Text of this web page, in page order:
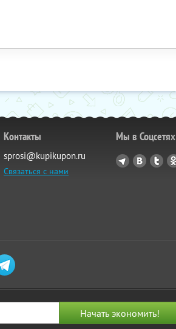
Контакты
sprosi@kupikupon.ru
Связаться с нами
Мы в Соцсетях